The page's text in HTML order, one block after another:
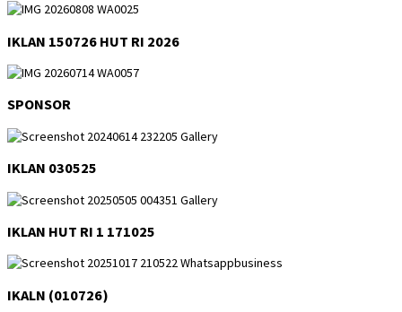
IKLAN 150726 HUT RI 2026
SPONSOR
IKLAN 030525
IKLAN HUT RI 1 171025
IKALN (010726)